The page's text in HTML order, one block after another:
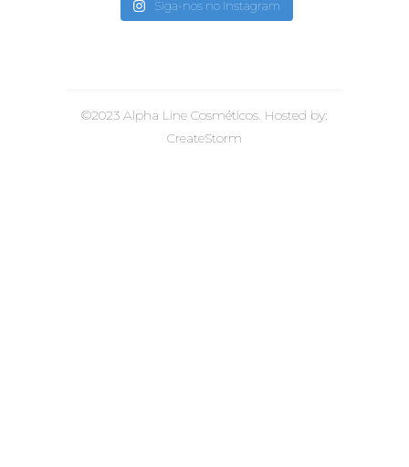
Siga-nos no Instagram
©2023 Alpha Line Cosméticos. Hosted by:
CreateStorm